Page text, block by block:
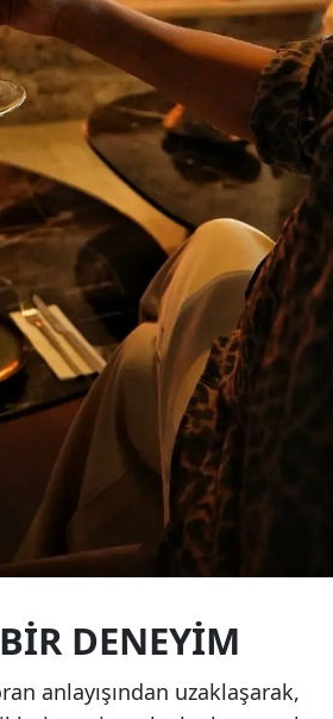
DENEYIM
anlayışından uzaklaşarak,